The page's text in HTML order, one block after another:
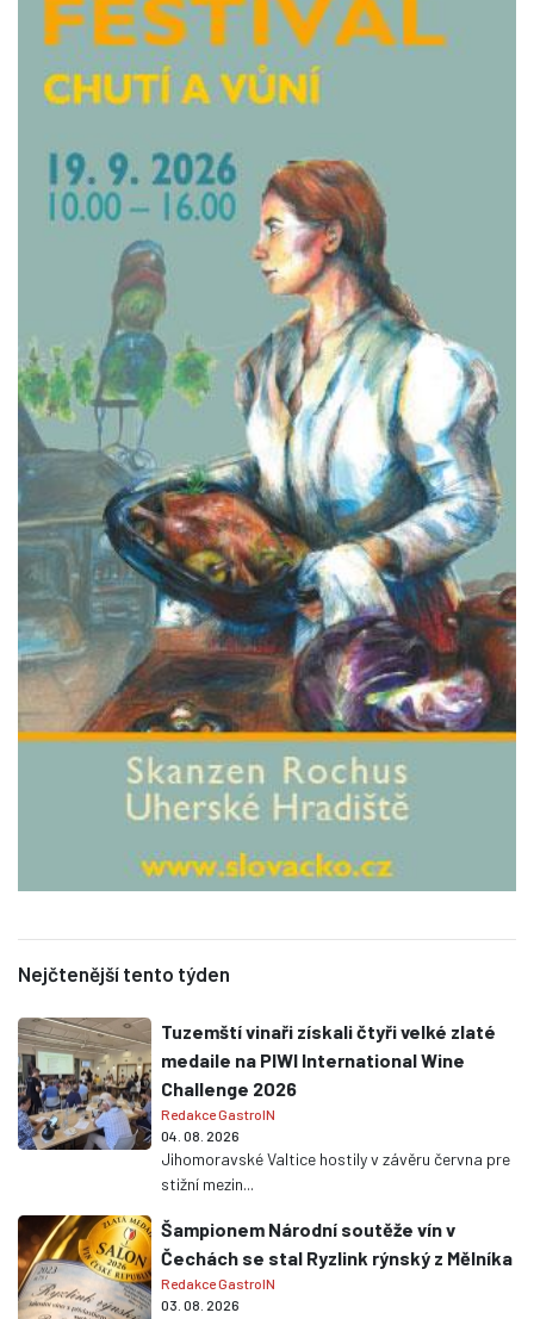
Nejčtenější tento týden
Tuzemští vinaři získali čtyři velké zlaté
medaile na PIWI International Wine
Challenge 2026
Redakce GastroIN
04. 08. 2026
Jihomoravské Valtice hostily v závěru června pre
stižní mezin...
Šampionem Národní soutěže vín v
Čechách se stal Ryzlink rýnský z Mělníka
Redakce GastroIN
03. 08. 2026